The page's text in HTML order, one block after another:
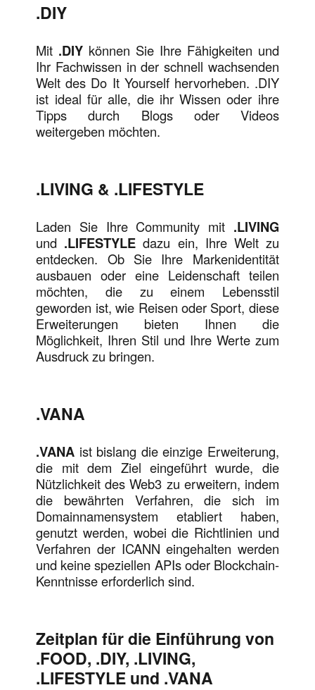
.DIY
Mit .DIY können Sie Ihre Fähigkeiten und
Ihr Fachwissen in der schnell wachsenden
Welt des Do It Yourself hervorheben. .DIY
ist ideal für alle, die ihr Wissen oder ihre
Tipps durch Blogs oder Videos
weitergeben möchten.
.LIVING & .LIFESTYLE
Laden Sie Ihre Community mit .LIVING
und .LIFESTYLE dazu ein, Ihre Welt zu
entdecken. Ob Sie Ihre Markenidentität
ausbauen oder eine Leidenschaft teilen
möchten, die zu einem Lebensstil
geworden ist, wie Reisen oder Sport, diese
Erweiterungen bieten Ihnen die
Möglichkeit, Ihren Stil und Ihre Werte zum
Ausdruck zu bringen.
.VANA
.VANA ist bislang die einzige Erweiterung,
die mit dem Ziel eingeführt wurde, die
Nützlichkeit des Web3 zu erweitern, indem
die bewährten Verfahren, die sich im
Domainnamensystem etabliert haben,
genutzt werden, wobei die Richtlinien und
Verfahren der ICANN eingehalten werden
und keine speziellen APIs oder Blockchain-
Kenntnisse erforderlich sind.
Zeitplan für die Einführung von
.FOOD, .DIY, .LIVING,
.LIFESTYLE und .VANA